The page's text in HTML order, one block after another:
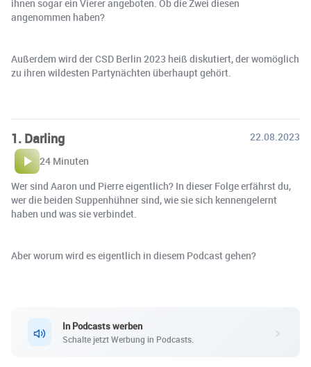
ihnen sogar ein Vierer angeboten. Ob die Zwei diesen
angenommen haben?
Außerdem wird der CSD Berlin 2023 heiß diskutiert, der womöglich
zu ihren wildesten Partynächten überhaupt gehört.
1. Darling
22.08.2023
24 Minuten
Wer sind Aaron und Pierre eigentlich? In dieser Folge erfährst du,
wer die beiden Suppenhühner sind, wie sie sich kennengelernt
haben und was sie verbindet.
Aber worum wird es eigentlich in diesem Podcast gehen?
In Podcasts werben
Schalte jetzt Werbung in Podcasts.